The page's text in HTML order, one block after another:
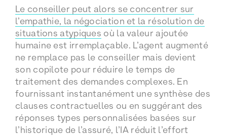
Le conseiller peut alors se concentrer sur
l’empathie, la négociation et la résolution de
situations atypiques où la valeur ajoutée
humaine est irremplaçable. L’agent augmenté
ne remplace pas le conseiller mais devient
son copilote pour réduire le temps de
traitement des demandes complexes. En
fournissant instantanément une synthèse des
clauses contractuelles ou en suggérant des
réponses types personnalisées basées sur
l’historique de l’assuré, l’IA réduit l’effort